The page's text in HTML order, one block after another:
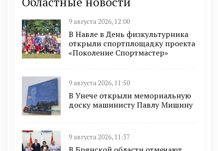
9 августа 2026, 12:00
В Навле в День физкультурника
открыли спортплощадку проекта
«Поколение Спортмастер»
9 августа 2026, 11:50
В Унече открыли мемориальную
доску машинисту Павлу Мишину
9 августа 2026, 11:37